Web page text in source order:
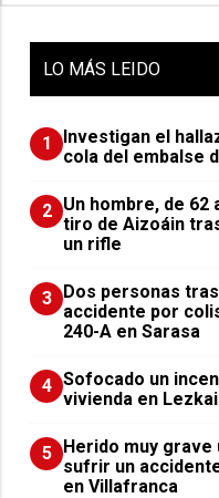
LO MÁS LEIDO
1
Investigan el
cola del embalse
2 Un hombre, de 62
tiro de Aizoáin
un rifle
3 ​Dos personas
accidente por
240-A en Sarasa
4 Sofocado un
vivienda en
5 Herido muy grave
sufrir un
en Villafranca